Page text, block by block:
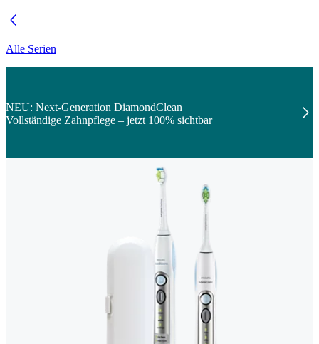
Alle Serien
NEU: Next-Generation DiamondClean
Vollständige Zahnpflege – jetzt 100% sichtbar